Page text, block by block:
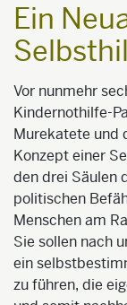
Ein
Vor nunmehr
Kindernothilfe-
Murekatete und
Konzept einer
den drei Säulen
politischen
Menschen am
Sie sollen nach
ein
zu führen, die